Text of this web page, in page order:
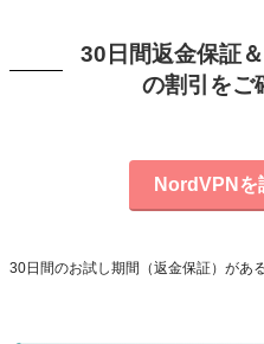
30日間返金保証
の割引をご
NordVPNを
30日間のお試し期間（返金保証）があ